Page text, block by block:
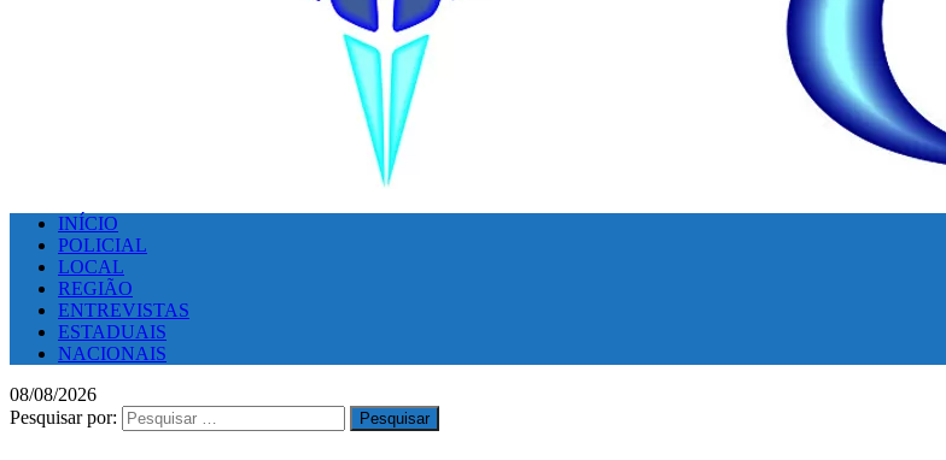
INÍCIO
POLICIAL
LOCAL
REGIÃO
ENTREVISTAS
ESTADUAIS
NACIONAIS
08/08/2026
Pesquisar por: